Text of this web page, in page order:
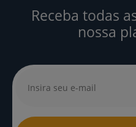
Receba todas
nossa